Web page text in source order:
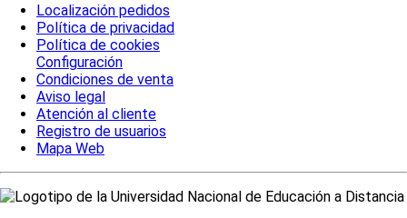
Localización pedidos
Política de privacidad
Política de cookies
Configuración
Condiciones de venta
Aviso legal
Atención al cliente
Registro de usuarios
Mapa Web